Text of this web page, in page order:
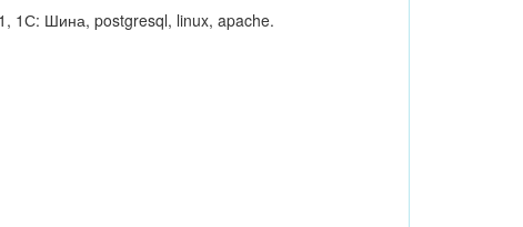
1С: Шина, postgresql, linux, apache.